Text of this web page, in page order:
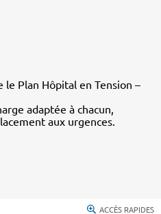
le Plan Hôpital en Tension –
adaptée à chacun,
aux urgences.
ACCÈS RAPIDES